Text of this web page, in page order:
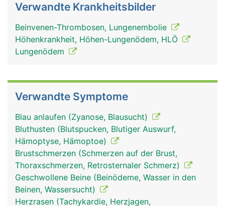
Verwandte Krankheitsbilder
Beinvenen-Thrombosen, Lungenembolie
Höhenkrankheit, Höhen-Lungenödem, HLÖ
Lungenödem
Verwandte Symptome
Blau anlaufen (Zyanose, Blausucht)
Bluthusten (Blutspucken, Blutiger Auswurf,
Hämoptyse, Hämoptoe)
Brustschmerzen (Schmerzen auf der Brust,
Thoraxschmerzen, Retrosternaler Schmerz)
Geschwollene Beine (Beinödeme, Wasser in den
Beinen, Wassersucht)
Herzrasen (Tachykardie, Herzjagen,